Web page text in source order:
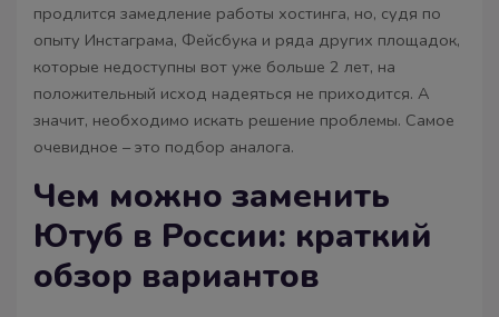
продлится замедление работы хостинга, но, судя по
опыту Инстаграма, Фейсбука и ряда других площадок,
которые недоступны вот уже больше 2 лет, на
положительный исход надеяться не приходится. А
значит, необходимо искать решение проблемы. Самое
очевидное – это подбор аналога.
Чем можно заменить
Ютуб в России: краткий
обзор вариантов